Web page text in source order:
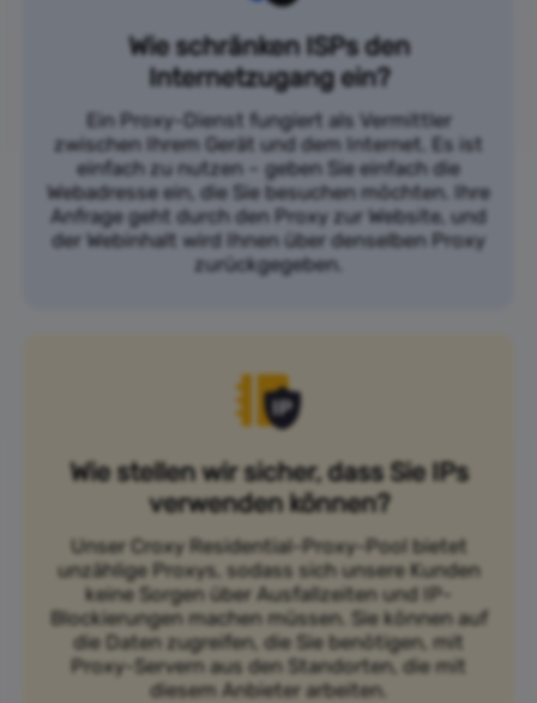
Wie schränken ISPs den
Internetzugang ein?
Ein Proxy-Dienst fungiert als Vermittler
zwischen Ihrem Gerät und dem Internet. Es ist
einfach zu nutzen – geben Sie einfach die
Webadresse ein, die Sie besuchen möchten. Ihre
Anfrage geht durch den Proxy zur Website, und
der Webinhalt wird Ihnen über denselben Proxy
zurückgegeben.
Wie stellen wir sicher, dass Sie IPs
verwenden können?
Unser Croxy Residential-Proxy-Pool bietet
unzählige Proxys, sodass sich unsere Kunden
keine Sorgen über Ausfallzeiten und IP-
Blockierungen machen müssen. Sie können auf
die Daten zugreifen, die Sie benötigen, mit
Proxy-Servern aus den Standorten, die mit
diesem Anbieter arbeiten.